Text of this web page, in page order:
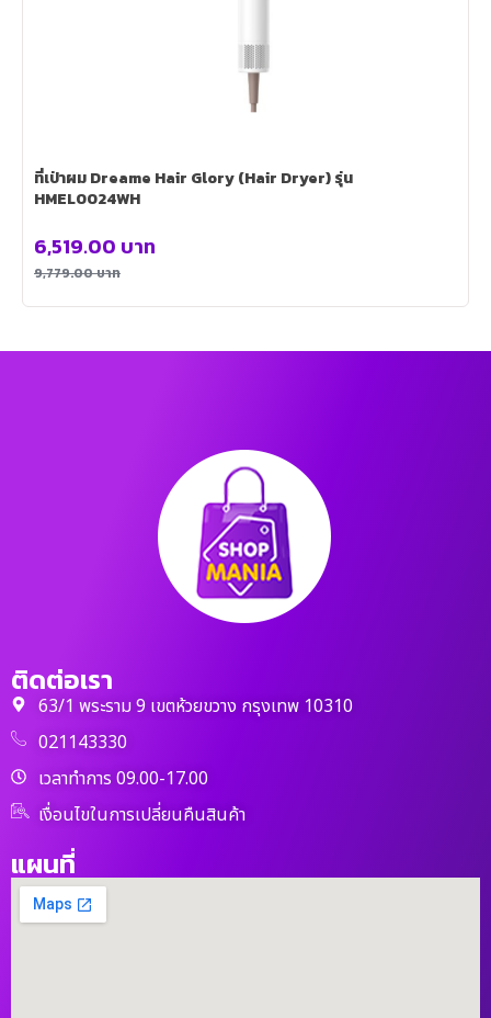
ที่เป่าผม Dreame Hair Glory (Hair Dryer) รุ่น
HMEL0024WH
9,779.00บาท
6,519.00 บาท
ติดต่อเรา
63/1 พระราม 9 เขตห้วยขวาง กรุงเทพ 10310
021143330
เวลาทำการ 09.00-17.00
เงื่อนไขในการเปลี่ยนคืนสินค้า
แผนที่